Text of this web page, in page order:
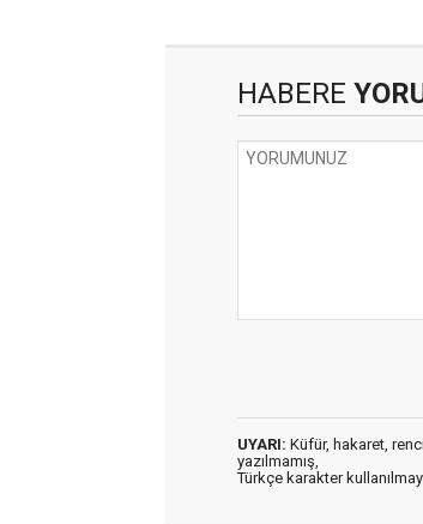
HABERE
UYARI: Küfür, hakaret,
yazılmamış,
Türkçe karakter